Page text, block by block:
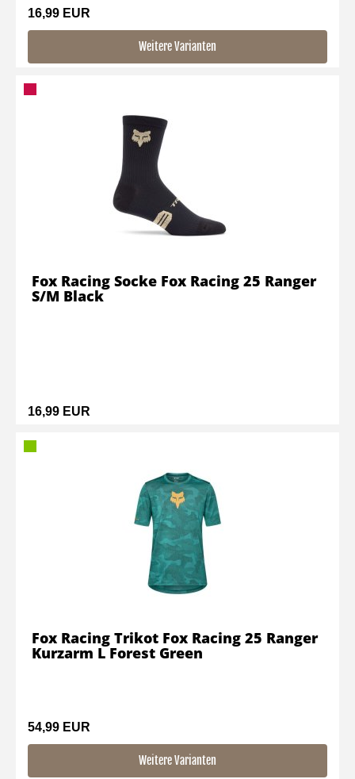
16,99 EUR
Weitere Varianten
16,99 EUR
Fox Racing Socke Fox Racing 25 Ranger
S/M Black
54,99 EUR
Weitere Varianten
Fox Racing Trikot Fox Racing 25 Ranger
Kurzarm L Forest Green